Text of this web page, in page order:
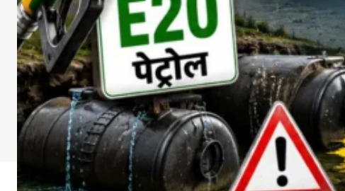
DOWNLOAD NOW
Facebook
X WhatsApp
Share